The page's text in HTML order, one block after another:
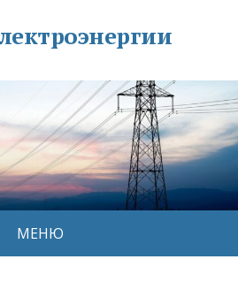
МЕНЮ